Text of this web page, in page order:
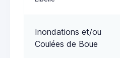
Inondations et/ou
Coulées de Boue